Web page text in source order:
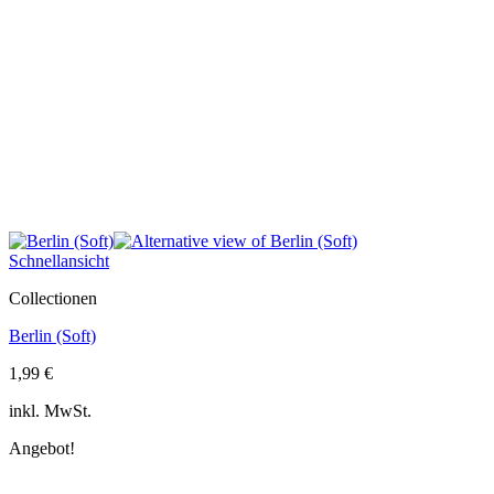
Schnellansicht
Collectionen
Berlin (Soft)
1,99 €
inkl. MwSt.
Angebot!